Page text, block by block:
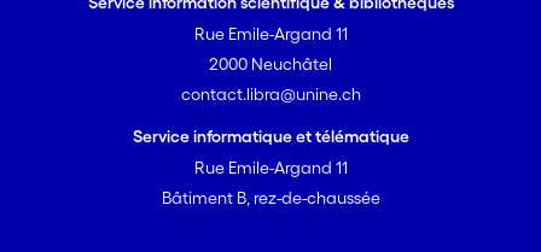
Rue Emile-Argand 11
2000 Neuchâtel
contact.libra@unine.ch
Service informatique et télématique
Rue Emile-Argand 11
Bâtiment B, rez-de-chaussée